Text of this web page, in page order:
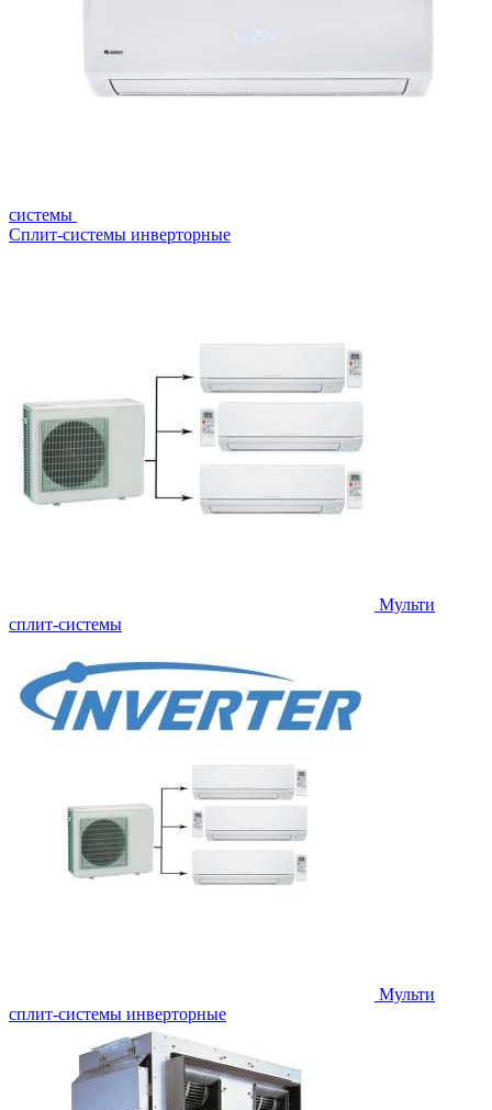
системы
Сплит-системы инверторные
Мульти
сплит-системы
Мульти
сплит-системы инверторные